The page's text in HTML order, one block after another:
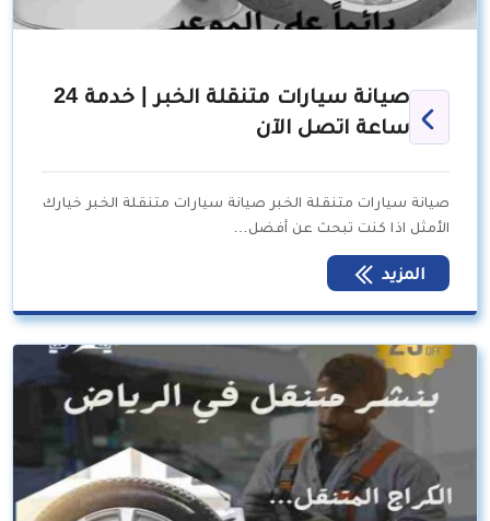
صيانة سيارات متنقلة الخبر | خدمة 24
ساعة اتصل الآن
صيانة سيارات متنقلة الخبر صيانة سيارات متنقلة الخبر خيارك
الأمثل اذا كنت تبحث عن أفضل…
المزيد